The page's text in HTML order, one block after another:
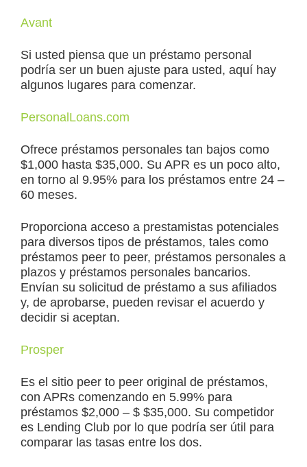
Avant
Si usted piensa que un préstamo personal
podría ser un buen ajuste para usted, aquí hay
algunos lugares para comenzar.
PersonalLoans.com
Ofrece préstamos personales tan bajos como
$1,000 hasta $35,000. Su APR es un poco alto,
en torno al 9.95% para los préstamos entre 24 –
60 meses.
Proporciona acceso a prestamistas potenciales
para diversos tipos de préstamos, tales como
préstamos peer to peer, préstamos personales a
plazos y préstamos personales bancarios.
Envían su solicitud de préstamo a sus afiliados
y, de aprobarse, pueden revisar el acuerdo y
decidir si aceptan.
Prosper
Es el sitio peer to peer original de préstamos,
con APRs comenzando en 5.99% para
préstamos $2,000 – $ $35,000. Su competidor
es Lending Club por lo que podría ser útil para
comparar las tasas entre los dos.